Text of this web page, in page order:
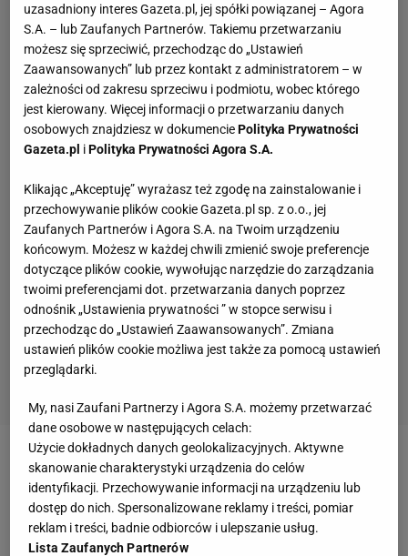
- Zdaję sobie sprawę, że mój nowy pracodawca jest
najbardziej utytułowanym piłkarsko klubem w
Polsce. To dla mnie duże wyzwanie, ale i szansa,
żeby zaistnieć jakozawodnik
uzasadniony interes Gazeta.pl, jej spółki powiązanej – Agora
S.A. – lub Zaufanych Partnerów. Takiemu przetwarzaniu
możesz się sprzeciwić, przechodząc do „Ustawień
Zaawansowanych” lub przez kontakt z administratorem – w
zależności od zakresu sprzeciwu i podmiotu, wobec którego
jest kierowany. Więcej informacji o przetwarzaniu danych
osobowych znajdziesz w dokumenciePolityka Prywatności
Gazeta.pl iPolityka Prywatności Agora S.A.
Klikając „Akceptuję” wyrażasz też zgodę na zainstalowanie i
przechowywanie plików cookie Gazeta.pl sp. z o.o., jej
Zaufanych Partnerów i Agora S.A. na Twoim urządzeniu
końcowym. Możesz w każdej chwili zmienić swoje preferencje
dotyczące plików cookie, wywołując narzędzie do zarządzania
twoimi preferencjami dot. przetwarzania danych poprzez
odnośnik „Ustawienia prywatności ” w stopce serwisu i
przechodząc do „Ustawień Zaawansowanych”. Zmiana
ustawień plików cookie możliwa jest także za pomocą ustawień
przeglądarki.
My, nasi Zaufani Partnerzy i Agora S.A. możemy przetwarzać
dane osobowe w następujących celach:
Użycie dokładnych danych geolokalizacyjnych. Aktywne
skanowanie charakterystyki urządzenia do celów
identyfikacji. Przechowywanie informacji na urządzeniu lub
dostęp do nich. Spersonalizowane reklamy i treści, pomiar
reklam i treści, badnie odbiorców i ulepszanie usług.
Lista Zaufanych Partnerów